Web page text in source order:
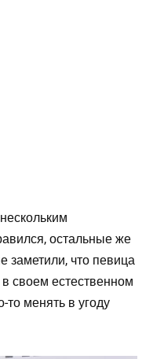
остальные же
заметили, что певица
своем естественном
то менять в угоду